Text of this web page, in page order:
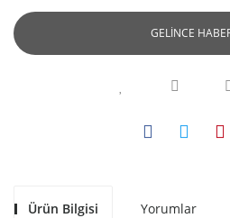
GELİNCE
Ürün Bilgisi Yorumlar